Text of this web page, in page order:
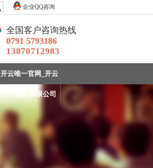
企业QQ咨询
全国客户咨询热线
0791 5793186
13870712983
开云唯一官网_开云
（中国）有限公司